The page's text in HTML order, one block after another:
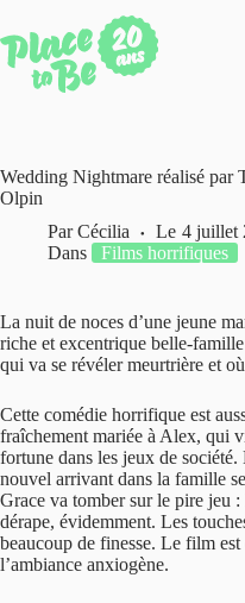
au
contenu
Wedding Nightmare réalisé
Olpin
Par Cécilia Le 4 juillet
Dans
Films horrifiques
La nuit de noces d’une jeune
riche et excentrique belle-
qui va se révéler meurtrière et
Cette comédie horrifique est
fraîchement mariée à Alex, qui
fortune dans les jeux de
nouvel arrivant dans la famille
Grace va tomber sur le pire jeu
dérape, évidemment. Les
beaucoup de finesse. Le film
l’ambiance anxiogène.